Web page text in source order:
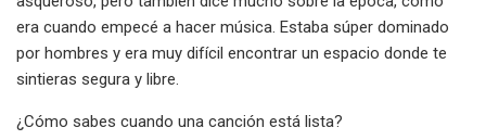
era cuando empecé a hacer música. Estaba súper dominado
por hombres y era muy difícil encontrar un espacio donde te
sintieras segura y libre.
¿Cómo sabes cuando una canción está lista?